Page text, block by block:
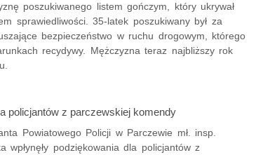
poszukiwanego listem gończym, który ukrywał
sprawiedliwości. 35-latek poszukiwany był za
bezpieczeństwo w ruchu drogowym, którego
recydywy. Mężczyzna teraz najbliższy rok
policjantów z parczewskiej komendy
Powiatowego Policji w Parczewie mł. insp.
wpłynęły podziękowania dla policjantów z